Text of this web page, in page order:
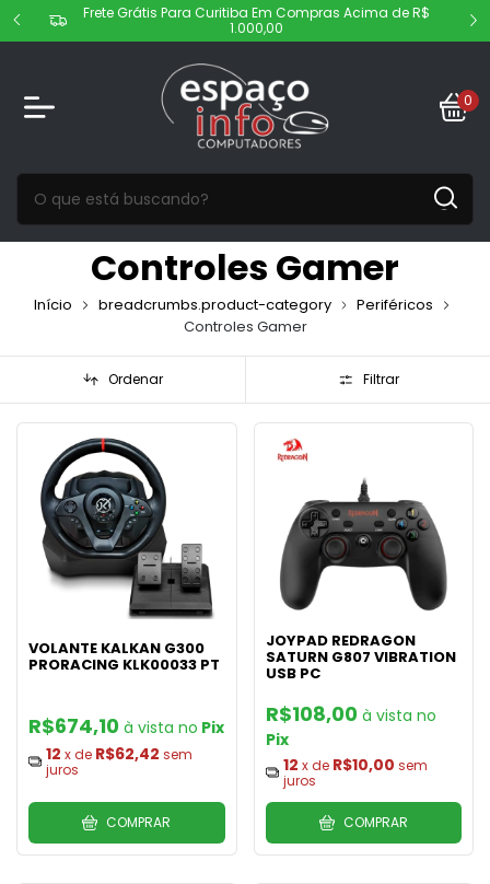
Frete Grátis Para Curitiba Em Compras Acima de R$
1.000,00
0
Controles Gamer
Início breadcrumbs.product-category
Periféricos
Controles Gamer
Ordenar Filtrar
VOLANTE KALKAN G300
PRORACING KLK00033 PT
R$674,10
Pix
12 x de R$62,42 sem
juros
COMPRAR
JOYPAD REDRAGON
SATURN G807 VIBRATION
USB PC
R$108,00
Pix
12 x de R$10,00 sem
juros
COMPRAR